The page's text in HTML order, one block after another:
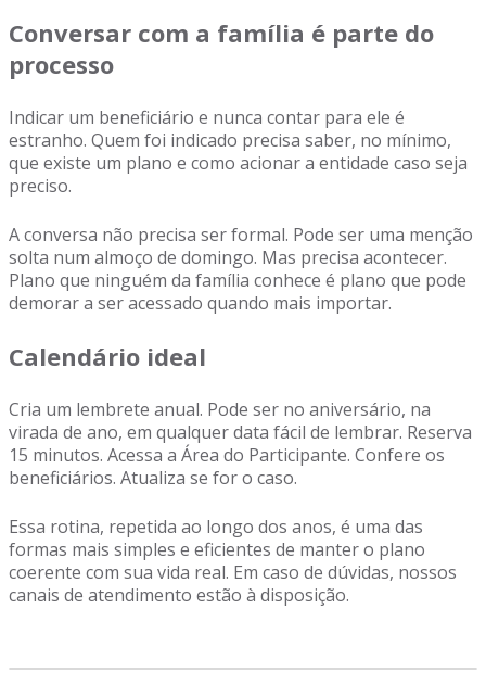
Conversar com a família é parte do
processo
Indicar um beneficiário e nunca contar para ele é
estranho. Quem foi indicado precisa saber, no mínimo,
que existe um plano e como acionar a entidade caso seja
preciso.
A conversa não precisa ser formal. Pode ser uma menção
solta num almoço de domingo. Mas precisa acontecer.
Plano que ninguém da família conhece é plano que pode
demorar a ser acessado quando mais importar.
Calendário ideal
Cria um lembrete anual. Pode ser no aniversário, na
virada de ano, em qualquer data fácil de lembrar. Reserva
15 minutos. Acessa a Área do Participante. Confere os
beneficiários. Atualiza se for o caso.
Essa rotina, repetida ao longo dos anos, é uma das
formas mais simples e eficientes de manter o plano
coerente com sua vida real. Em caso de dúvidas, nossos
canais de atendimento estão à disposição.